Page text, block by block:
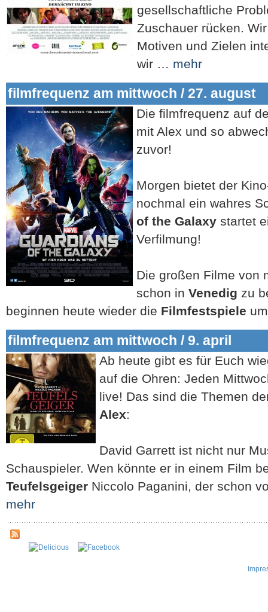
gesellschaftliche
Zuschauer rücken.
Motiven und Zielen
wir … mehr
filmfrequenz am mittwoch / 27. august
Die filmfrequenz auf
mit Alex und so
zuvor!
Morgen bietet der
nochmal ein wahres
of the Galaxy startet
Verfilmung!
Die großen Filme von
schon in Venedig zu
beginnen heute wieder die Filmfestspiele
filmfrequenz am mittwoch / 9. april
Ab heute gibt es für Euch
auf die Ohren: Jeden
live! Das sind die Themen
Alex:
David Garrett ist nicht nur
Schauspieler. Wen könnte er in einem Film
Teufelsgeiger Niccolo Paganini, der schon
mehr